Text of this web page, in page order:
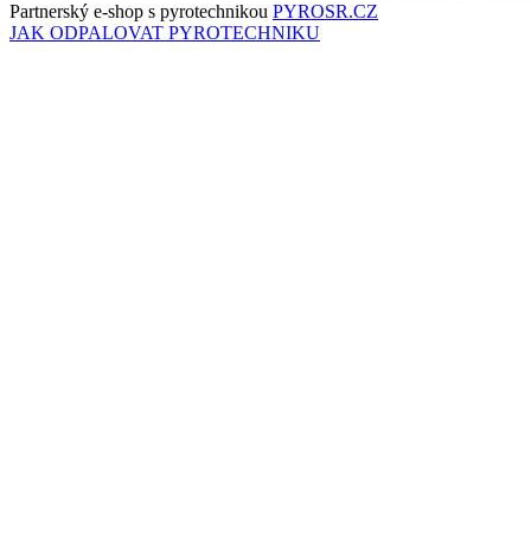
Partnerský e-shop s pyrotechnikou PYROSR.CZ
JAK ODPALOVAT PYROTECHNIKU